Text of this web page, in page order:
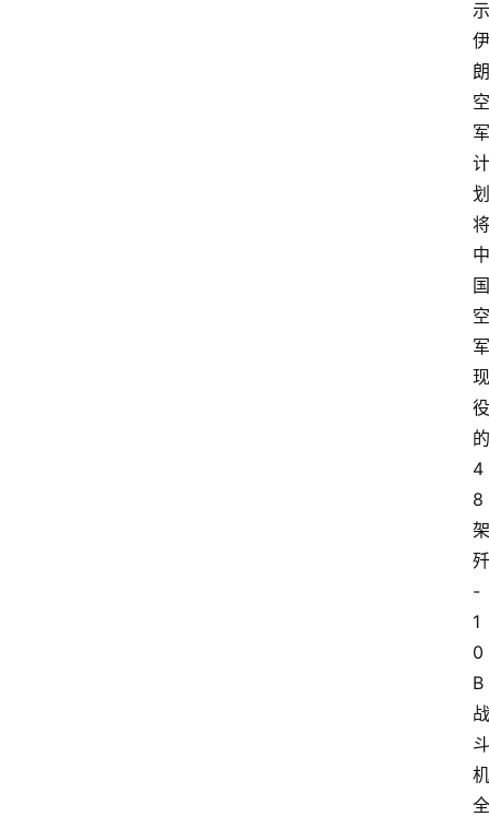
示
伊
朗
空
军
计
划
将
中
国
空
军
现
役
的
4
8
架
歼
-
1
0
B
战
斗
机
全